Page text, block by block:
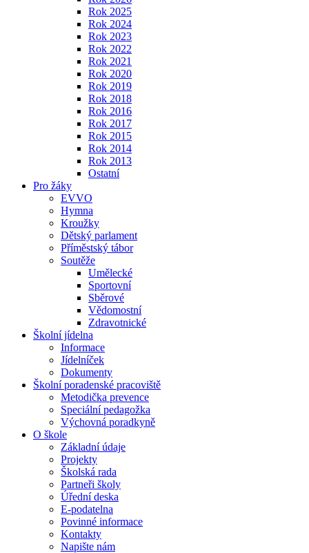
Rok 2025
Rok 2024
Rok 2023
Rok 2022
Rok 2021
Rok 2020
Rok 2019
Rok 2018
Rok 2016
Rok 2017
Rok 2015
Rok 2014
Rok 2013
Ostatní
Pro žáky
EVVO
Hymna
Kroužky
Dětský parlament
Příměstský tábor
Soutěže
Umělecké
Sportovní
Sběrové
Vědomostní
Zdravotnické
Školní jídelna
Informace
Jídelníček
Dokumenty
Školní poradenské pracoviště
Metodička prevence
Speciální pedagožka
Výchovná poradkyně
O škole
Základní údaje
Projekty
Školská rada
Partneři školy
Úřední deska
E-podatelna
Povinné informace
Kontakty
Napište nám